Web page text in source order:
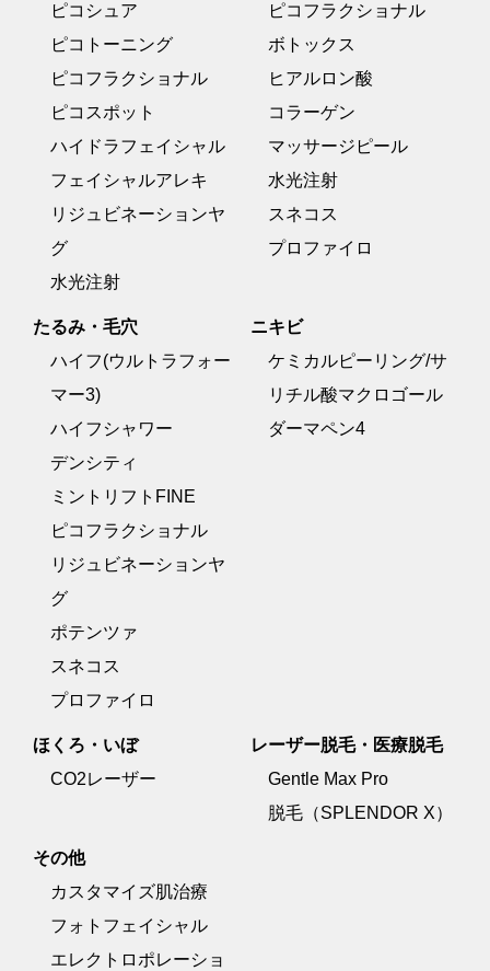
ピコシュア
ピコトーニング
ピコフラクショナル
ピコスポット
ハイドラフェイシャル
フェイシャルアレキ
リジュビネーションヤ
グ
水光注射
ピコフラクショナル
ボトックス
ヒアルロン酸
コラーゲン
マッサージピール
水光注射
スネコス
プロファイロ
たるみ・毛穴
ハイフ(ウルトラフォー
マー3)
ハイフシャワー
デンシティ
ミントリフトFINE
ピコフラクショナル
リジュビネーションヤ
グ
ポテンツァ
スネコス
プロファイロ
ニキビ
ケミカルピーリング/サ
リチル酸マクロゴール
ダーマペン4
ほくろ・いぼ
CO2レーザー
レーザー脱毛・医療脱毛
Gentle Max Pro
脱毛（SPLENDOR X）
その他
カスタマイズ肌治療
フォトフェイシャル
エレクトロポレーショ